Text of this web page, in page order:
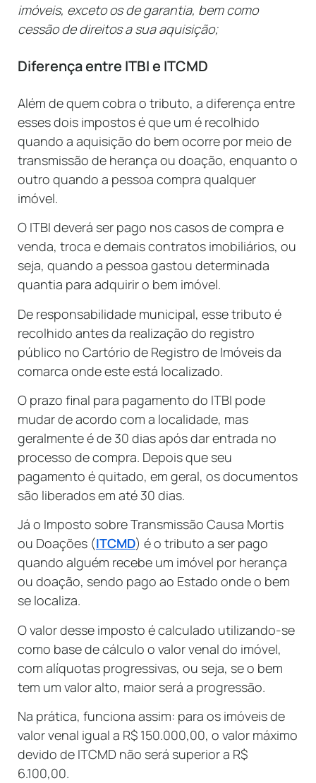
imóveis, exceto os de garantia, bem como
cessão de direitos a sua aquisição;
Diferença entre ITBI e ITCMD
Além de quem cobra o tributo, a diferença entre
esses dois impostos é que um é recolhido
quando a aquisição do bem ocorre por meio de
transmissão de herança ou doação, enquanto o
outro quando a pessoa compra qualquer
imóvel.
O ITBI deverá ser pago nos casos de compra e
venda, troca e demais contratos imobiliários, ou
seja, quando a pessoa gastou determinada
quantia para adquirir o bem imóvel.
De responsabilidade municipal, esse tributo é
recolhido antes da realização do registro
público no Cartório de Registro de Imóveis da
comarca onde este está localizado.
O prazo final para pagamento do ITBI pode
mudar de acordo com a localidade, mas
geralmente é de 30 dias após dar entrada no
processo de compra. Depois que seu
pagamento é quitado, em geral, os documentos
são liberados em até 30 dias.
Já o Imposto sobre Transmissão Causa Mortis
ou Doações (ITCMD) é o tributo a ser pago
quando alguém recebe um imóvel por herança
ou doação, sendo pago ao Estado onde o bem
se localiza.
O valor desse imposto é calculado utilizando-se
como base de cálculo o valor venal do imóvel,
com alíquotas progressivas, ou seja, se o bem
tem um valor alto, maior será a progressão.
Na prática, funciona assim: para os imóveis de
valor venal igual a R$ 150.000,00, o valor máximo
devido de ITCMD não será superior a R$
6.100,00.